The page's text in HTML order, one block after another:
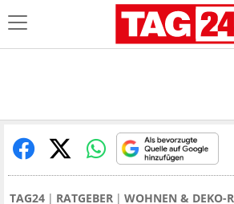
TAG24 RATGEBER WOHNEN & DEKO-